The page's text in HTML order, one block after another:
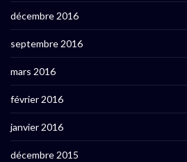
décembre 2016
septembre 2016
mars 2016
février 2016
janvier 2016
décembre 2015